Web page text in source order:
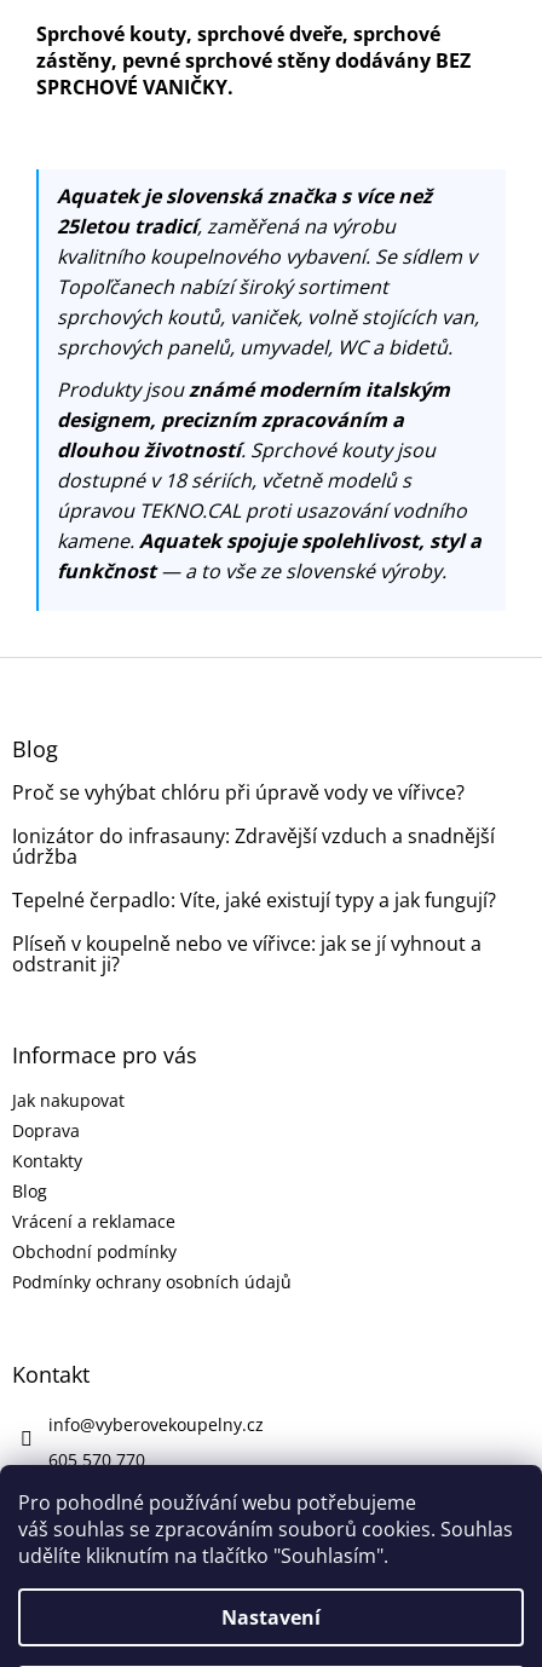
Pro pohodlné používání webu potřebujeme
váš souhlas se zpracováním souborů cookies. Souhlas
udělíte kliknutím na tlačítko "Souhlasím".
Nastavení
Sprchové kouty, sprchové dveře, sprchové
zástěny, pevné sprchové stěny dodávány BEZ
SPRCHOVÉ VANIČKY.
Aquatek je slovenská značka s více než
25letou tradicí, zaměřená na výrobu
kvalitního koupelnového vybavení. Se sídlem v
Topoľčanech nabízí široký sortiment
sprchových koutů, vaniček, volně stojících van,
sprchových panelů, umyvadel, WC a bidetů.
Produkty jsouznámé moderním italským
designem, precizním zpracováním a
dlouhou životností. Sprchové kouty jsou
dostupné v 18 sériích, včetně modelů s
úpravou TEKNO.CAL proti usazování vodního
kamene.Aquatek spojuje spolehlivost, styl a
funkčnost— a to vše ze slovenské výroby.
Z
Blog
Proč se vyhýbat chlóru při úpravě vody ve vířivce?
Ionizátor do infrasauny: Zdravější vzduch a snadnější
údržba
Tepelné čerpadlo: Víte, jaké existují typy a jak fungují?
Plíseň v koupelně nebo ve vířivce: jak se jí vyhnout a
odstranit ji?
Informace pro vás
Jak nakupovat
Doprava
Kontakty
Blog
Vrácení a reklamace
Obchodní podmínky
Podmínky ochrany osobních údajů
Kontakt
info@vyberovekoupelny.cz
605 570 770
https://www.facebook.com/vyberovekoupelny/